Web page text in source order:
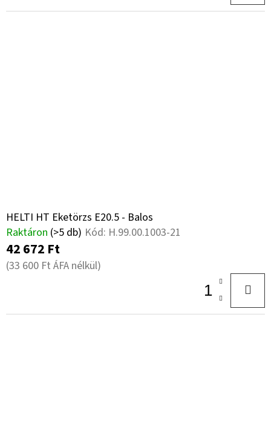
HELTI HT Eketörzs E20.5 - Balos
Raktáron (>5 db) Kód: H.99.00.1003-21
42 672 Ft
(33 600 Ft ÁFA nélkül)